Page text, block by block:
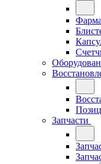
Запчасти